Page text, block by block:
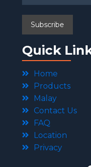
Quick
Home
Products
Malay
Contact Us
FAQ
Location
Privacy